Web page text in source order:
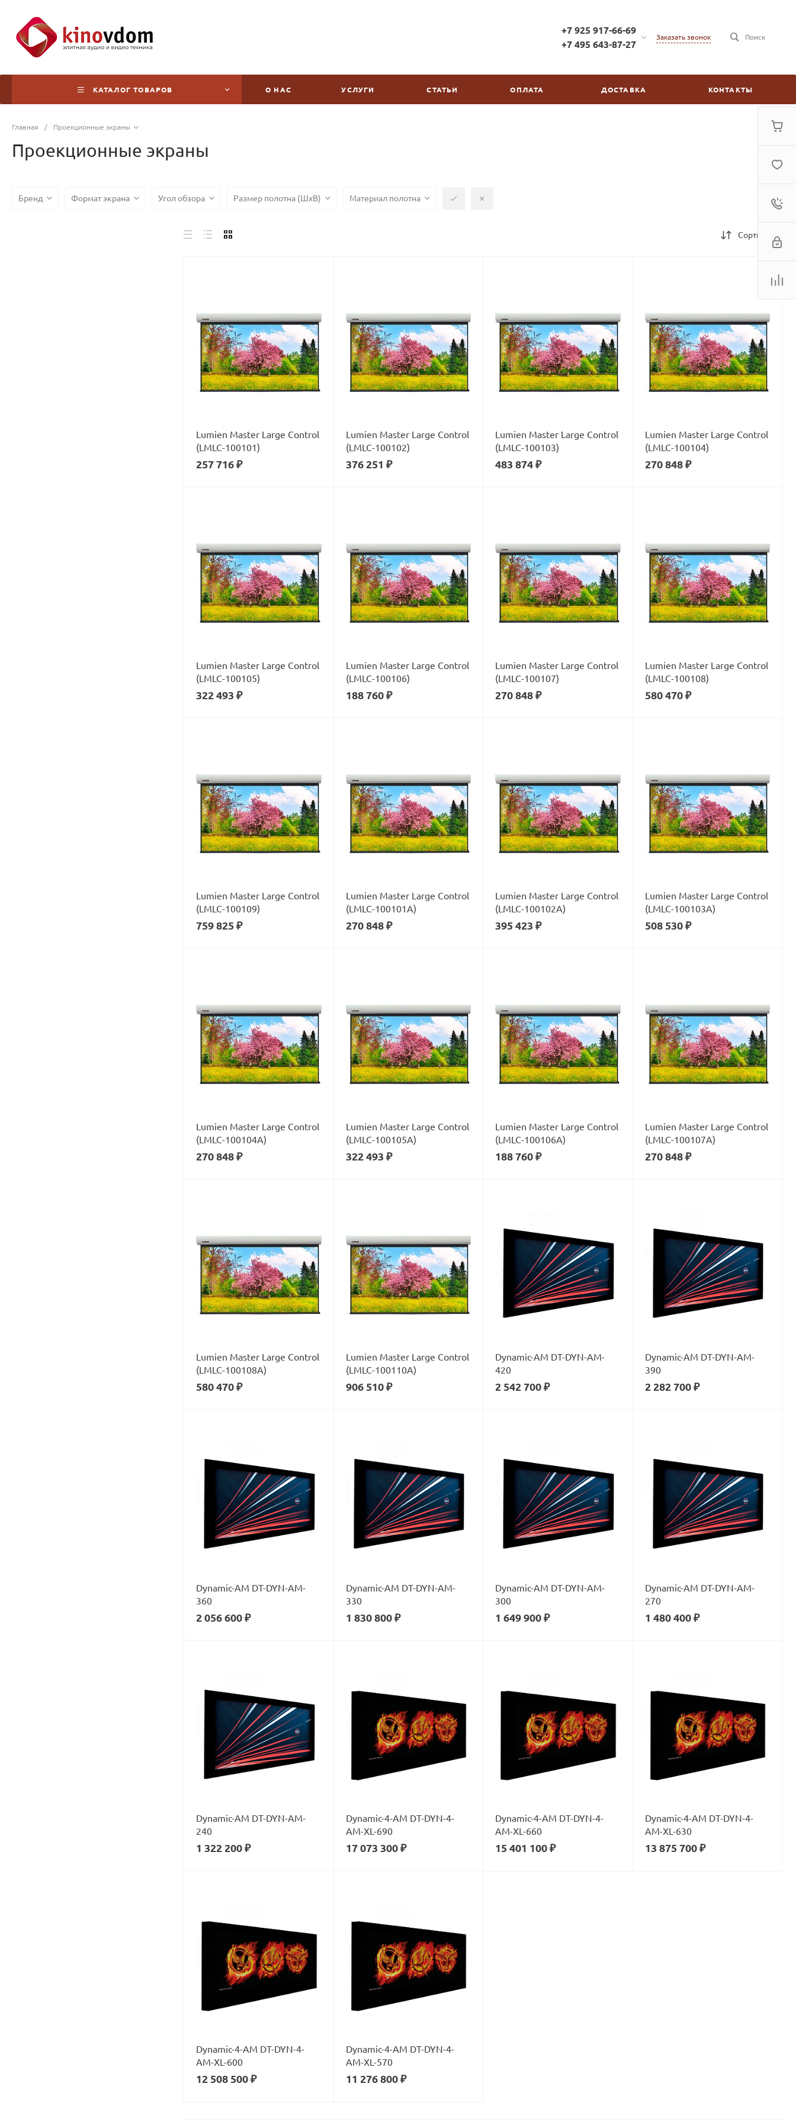
+7 925 917-66-69
+7 495 643-87-27
д.2/30
Заказать звонок Поиск
КАТАЛОГ ТОВАРОВ О НАС УСЛУГИ СТАТЬИ ОПЛАТА ДОСТАВКА КОНТАКТЫ
Главная / Проекционные экраны
Проекционные экраны
Бренд Формат экрана Угол обзора Размер полотна (ШхВ) Материал полотна
Сортировка
Lumien Master Large Control
(LMLC-100101)
257 716 ₽
Lumien Master Large Control
(LMLC-100102)
376 251 ₽
Lumien Master Large Control
(LMLC-100103)
483 874 ₽
Lumien Master Large Control
(LMLC-100104)
270 848 ₽
Lumien Master Large Control
(LMLC-100105)
322 493 ₽
Lumien Master Large Control
(LMLC-100106)
188 760 ₽
Lumien Master Large Control
(LMLC-100107)
270 848 ₽
Lumien Master Large Control
(LMLC-100108)
580 470 ₽
Lumien Master Large Control
(LMLC-100109)
759 825 ₽
Lumien Master Large Control
(LMLC-100101А)
270 848 ₽
Lumien Master Large Control
(LMLC-100102А)
395 423 ₽
Lumien Master Large Control
(LMLC-100103А)
508 530 ₽
Lumien Master Large Control
(LMLC-100104А)
270 848 ₽
Lumien Master Large Control
(LMLC-100105А)
322 493 ₽
Lumien Master Large Control
(LMLC-100106А)
188 760 ₽
Lumien Master Large Control
(LMLC-100107А)
270 848 ₽
Lumien Master Large Control
(LMLC-100108А)
580 470 ₽
Lumien Master Large Control
(LMLC-100110А)
906 510 ₽
Dynamic-AM DT-DYN-AM-
420
2 542 700 ₽
Dynamic-AM DT-DYN-AM-
390
2 282 700 ₽
Dynamic-AM DT-DYN-AM-
360
2 056 600 ₽
Dynamic-AM DT-DYN-AM-
330
1 830 800 ₽
Dynamic-AM DT-DYN-AM-
300
1 649 900 ₽
Dynamic-AM DT-DYN-AM-
270
1 480 400 ₽
Dynamic-AM DT-DYN-AM-
240
1 322 200 ₽
Dynamic-4-AM DT-DYN-4-
AM-XL-690
17 073 300 ₽
Dynamic-4-AM DT-DYN-4-
AM-XL-660
15 401 100 ₽
Dynamic-4-AM DT-DYN-4-
AM-XL-630
13 875 700 ₽
Dynamic-4-AM DT-DYN-4-
AM-XL-600
12 508 500 ₽
Dynamic-4-AM DT-DYN-4-
AM-XL-570
11 276 800 ₽